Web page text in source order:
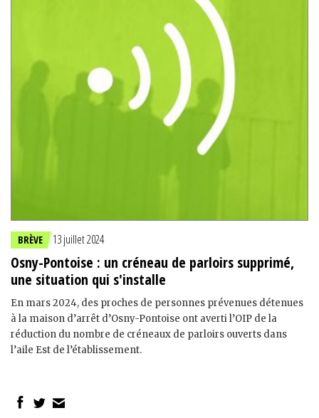
BRÈVE 13 juillet 2024
Osny-Pontoise : un créneau de parloirs supprimé,
une situation qui s'installe
En mars 2024, des proches de personnes prévenues détenues
à la maison d’arrêt d’Osny-Pontoise ont averti l’OIP de la
réduction du nombre de créneaux de parloirs ouverts dans
l’aile Est de l’établissement.